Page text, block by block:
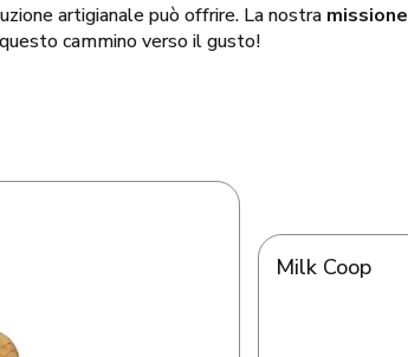
artigianale può offrire. La nostra missione
cammino verso il gusto!
Milk Coop